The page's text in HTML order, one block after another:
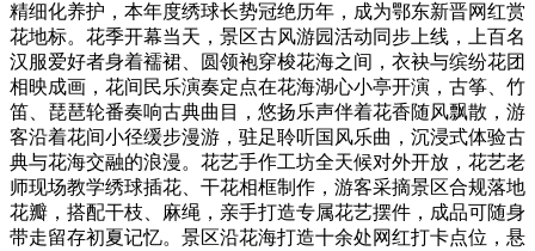
精细化养护，本年度绣球长势冠绝历年，成为鄂东新晋网红赏
花地标。花季开幕当天，景区古风游园活动同步上线，上百名
汉服爱好者身着襦裙、圆领袍穿梭花海之间，衣袂与缤纷花团
相映成画，花间民乐演奏定点在花海湖心小亭开演，古筝、竹
笛、琵琶轮番奏响古典曲目，悠扬乐声伴着花香随风飘散，游
客沿着花间小径缓步漫游，驻足聆听国风乐曲，沉浸式体验古
典与花海交融的浪漫。花艺手作工坊全天候对外开放，花艺老
师现场教学绣球插花、干花相框制作，游客采摘景区合规落地
花瓣，搭配干枝、麻绳，亲手打造专属花艺摆件，成品可随身
带走留存初夏记忆。景区沿花海打造十余处网红打卡点位，悬